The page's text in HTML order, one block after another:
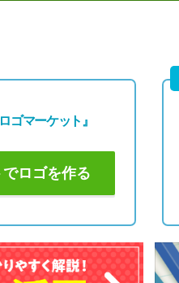
ゴマーケット』
ロゴを作る